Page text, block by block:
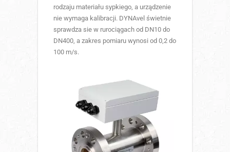
rodzaju materiału sypkiego, a urządzenie
nie wymaga kalibracji. DYNAvel świetnie
sprawdza sie w rurociągach od DN10 do
DN400, a zakres pomiaru wynosi od 0,2 do
100 m/s.